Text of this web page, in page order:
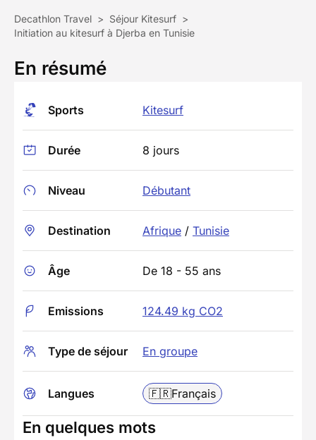
Decathlon Travel > Séjour Kitesurf >
Initiation au kitesurf à Djerba en Tunisie
En résumé
Sports Kitesurf
Durée 8 jours
Niveau Débutant
Destination Afrique / Tunisie
Âge De 18 - 55 ans
Emissions 124.49 kg CO2
Type de séjour En groupe
Langues 🇫🇷Français
En quelques mots